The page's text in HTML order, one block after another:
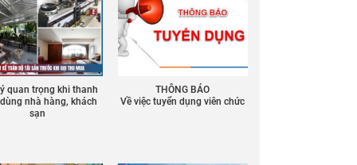
quan trọng khi thanh
nhà hàng, khách
sạn
THÔNG BÁO
Về việc tuyển dụng viên chức